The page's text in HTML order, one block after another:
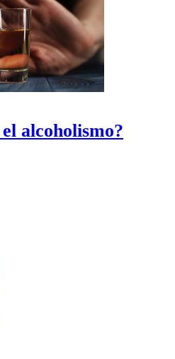
alcoholismo?